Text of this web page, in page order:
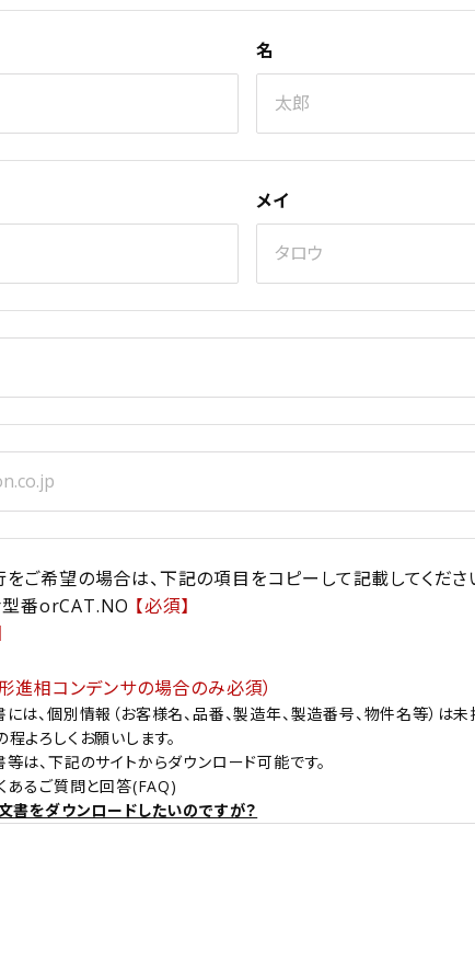
名
メイ
ご希望の場合は、下記の項目をコピーして記載してくださ
番orCAT.NO 【必須】
進相コンデンサの場合のみ必須）
は、個別情報（お客様名、品番、製造年、製造番号、物件名等）は未
よろしくお願いします。
は、下記のサイトからダウンロード可能です。
あるご質問と回答(FAQ)
をダウンロードしたいのですが？